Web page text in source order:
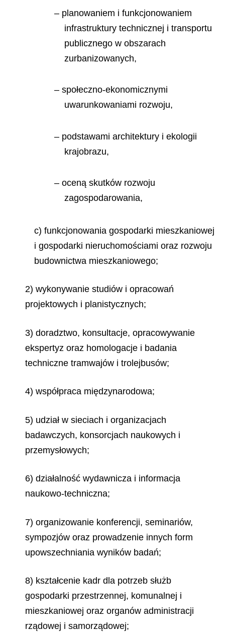
– planowaniem i funkcjonowaniem
infrastruktury technicznej i transportu
publicznego w obszarach
zurbanizowanych,
– społeczno-ekonomicznymi
uwarunkowaniami rozwoju,
– podstawami architektury i ekologii
krajobrazu,
– oceną skutków rozwoju
zagospodarowania,
c) funkcjonowania gospodarki mieszkaniowej
i gospodarki nieruchomościami oraz rozwoju
budownictwa mieszkaniowego;
2) wykonywanie studiów i opracowań
projektowych i planistycznych;
3) doradztwo, konsultacje, opracowywanie
ekspertyz oraz homologacje i badania
techniczne tramwajów i trolejbusów;
4) współpraca międzynarodowa;
5) udział w sieciach i organizacjach
badawczych, konsorcjach naukowych i
przemysłowych;
6) działalność wydawnicza i informacja
naukowo-techniczna;
7) organizowanie konferencji, seminariów,
sympozjów oraz prowadzenie innych form
upowszechniania wyników badań;
8) kształcenie kadr dla potrzeb służb
gospodarki przestrzennej, komunalnej i
mieszkaniowej oraz organów administracji
rządowej i samorządowej;